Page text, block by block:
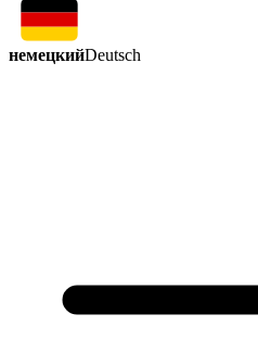
немецкийDeutsch